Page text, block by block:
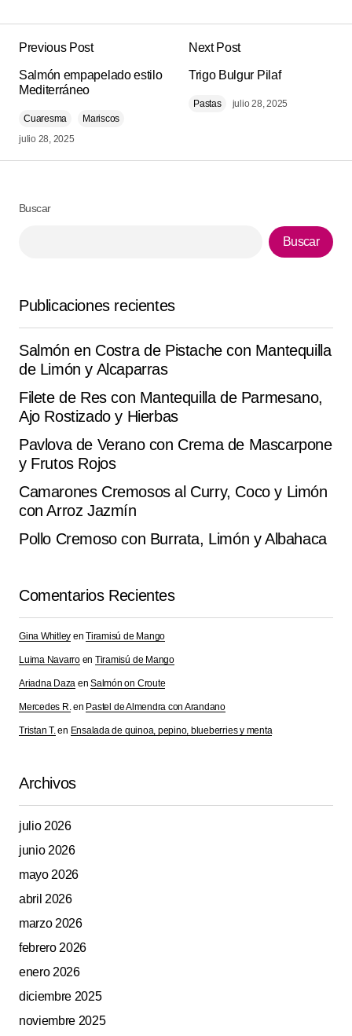
Lo probé hoy esta de ‘Papas Bombay’ . lo preparé
ayer y quedó espectacular. con pan tostado quedó
aún mejor .
Zachary Carroll
Responder
ayer y quedó espectacular. se ganó un lugar en mi
recetario.
septiembre 29, 2025 at 3:03 pm
Responder
Tu dirección de correo electrónico no será
publicada. Los campos obligatorios están
Comment*
Your Name*
Guarda mi nombre, correo electrónico y web en este
Submit Comment
Previous Post
Salmón empapelado estilo
Mediterráneo
Cuaresma
Mariscos
julio 28, 2025
Next Post
Trigo Bulgur Pilaf
Pastas julio 28, 2025
Buscar
Buscar
Publicaciones recientes
Salmón en Costra de Pistache con Mantequilla
de Limón y Alcaparras
Filete de Res con Mantequilla de Parmesano,
Ajo Rostizado y Hierbas
Pavlova de Verano con Crema de Mascarpone
y Frutos Rojos
Camarones Cremosos al Curry, Coco y Limón
con Arroz Jazmín
Pollo Cremoso con Burrata, Limón y Albahaca
Comentarios Recientes
Gina Whitley enTiramisú de Mango
Luima Navarroen Tiramisú de Mango
Ariadna Daza enSalmón on Croute
Mercedes R.en Pastel de Almendra con Arandano
Tristan T.en Ensalada de quinoa, pepino, blueberries y menta
Archivos
julio 2026
junio 2026
mayo 2026
abril 2026
marzo 2026
febrero 2026
enero 2026
diciembre 2025
noviembre 2025